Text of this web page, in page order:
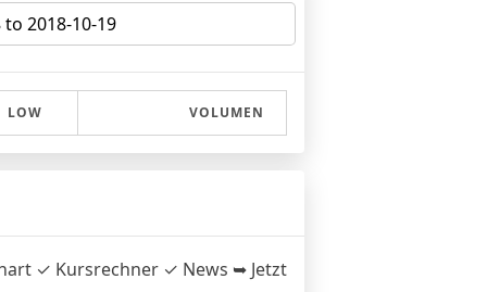
LOW VOLUMEN
✓ Kursrechner ✓ News ➥ Jetzt